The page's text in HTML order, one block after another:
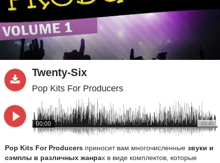
Twenty-Six
Pop Kits For Producers
02:43
00:00
Pop Kits For Producers приносит вам многочисленные звуки и
сэмплы в различных жанрах в виде комплектов, которые